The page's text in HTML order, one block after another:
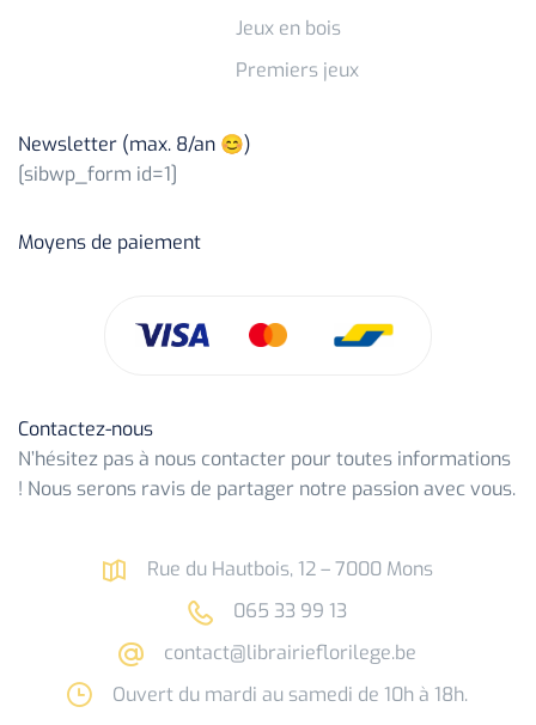
Jeux en bois
Premiers jeux
Newsletter (max. 8/an 😊)
[sibwp_form id=1]
Moyens de paiement
Contactez-nous
N’hésitez pas à nous contacter pour toutes informations
! Nous serons ravis de partager notre passion avec vous.
Rue du Hautbois, 12 – 7000 Mons
065 33 99 13
contact@librairieflorilege.be
Ouvert du mardi au samedi de 10h à 18h.